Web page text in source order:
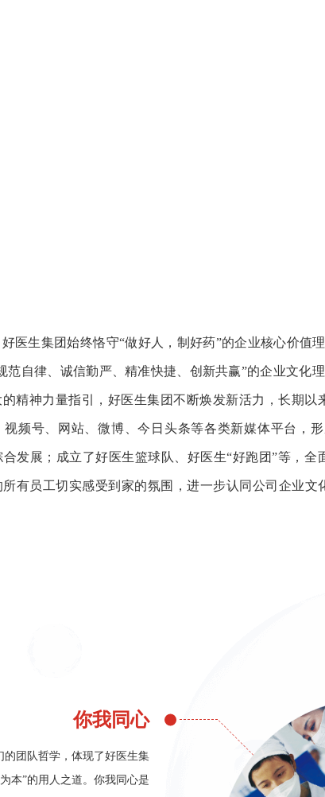
医生集团始终恪守“做好人，制好药”的企业核心价值
范自律、诚信勤严、精准快捷、创新共赢”的企业文化
精神力量指引，好医生集团不断焕发新活力，长期
视频号、网站、微博、今日头条等各类新媒体平台，
发展；成立了好医生篮球队、好医生“好跑团”等，
有员工切实感受到家的氛围，进一步认同公司企业
你我同心
的团队哲学，体现了好医生集
本”的用人之道。你我同心是